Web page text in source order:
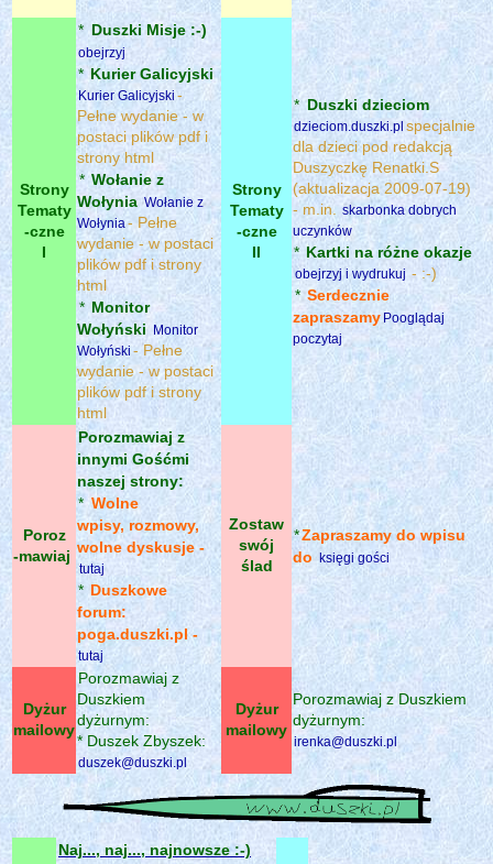
Strony
Tematy
-czne
I
* Duszki Misje :-)
obejrzyj
* Kurier Galicyjski
Kurier Galicyjski -
Pełne wydanie - w
postaci plików pdf i
strony html
* Wołanie z
Wołynia Wołanie z
Wołynia - Pełne
wydanie - w postaci
plików pdf i strony
html
* Monitor
Wołyński Monitor
Wołyński- Pełne
wydanie - w postaci
plików pdf i strony
html
Strony
Tematy
-czne
II
* Duszki dzieciom
dzieciom.duszki.pl specjalnie
dla dzieci pod redakcją
Duszyczkę Renatki.S
(aktualizacja 2009-07-19)
- m.in.
skarbonka dobrych
uczynków
* Kartki na różne okazje
obejrzyj i wydrukuj - :-)
* Serdecznie
zapraszamy Pooglądaj
poczytaj
Poroz
-mawiaj
Porozmawiaj z
innymi Gośćmi
naszej strony:
* Wolne
wpisy, rozmowy,
wolne dyskusje -
tutaj
* Duszkowe
forum:
poga.duszki.pl -
tutaj
Zostaw
swój
ślad
*Zapraszamy do wpisu
do księgi gości
Dyżur
mailowy
Porozmawiaj z
Duszkiem
dyżurnym:
* Duszek Zbyszek:
duszek@duszki.pl
Dyżur
mailowy
Porozmawiaj z Duszkiem
dyżurnym:
irenka@duszki.pl
Naj..., naj..., najnowsze :-)